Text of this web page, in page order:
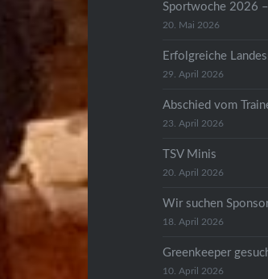
Sportwoche 2026
20. Mai 2026
Erfolgreiche
29. April 2026
Abschied vom
23. April 2026
TSV Minis
20. April 2026
Wir suchen
18. April 2026
Greenkeeper
10. April 2026